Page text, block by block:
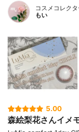
コスメコレクタ
もい
5.00
森絵梨花さんイメ